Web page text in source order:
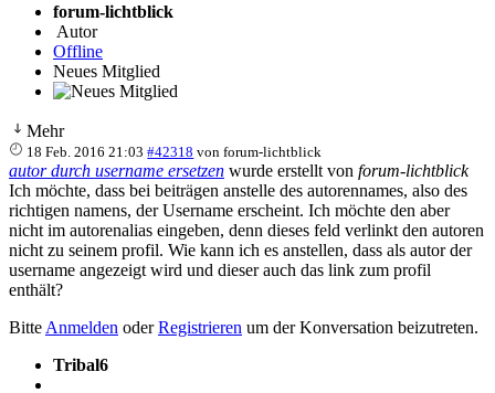
forum-lichtblick
Autor
Offline
Neues Mitglied
Mehr
18 Feb. 2016 21:03 #42318 vonforum-lichtblick
autor durch username ersetzen wurde erstellt von forum-lichtblick
Ich möchte, dass bei beiträgen anstelle des autorennames, also des
richtigen namens, der Username erscheint. Ich möchte den aber
nicht im autorenalias eingeben, denn dieses feld verlinkt den autoren
nicht zu seinem profil. Wie kann ich es anstellen, dass als autor der
username angezeigt wird und dieser auch das link zum profil
enthält?
Bitte Anmelden oderRegistrieren um der Konversation beizutreten.
Tribal6